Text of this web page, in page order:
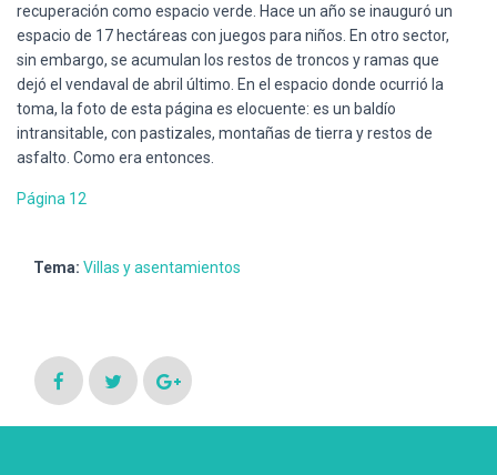
recuperación como espacio verde. Hace un año se inauguró un
espacio de 17 hectáreas con juegos para niños. En otro sector,
sin embargo, se acumulan los restos de troncos y ramas que
dejó el vendaval de abril último. En el espacio donde ocurrió la
toma, la foto de esta página es elocuente: es un baldío
intransitable, con pastizales, montañas de tierra y restos de
asfalto. Como era entonces.
Página 12
Tema: Villas y asentamientos